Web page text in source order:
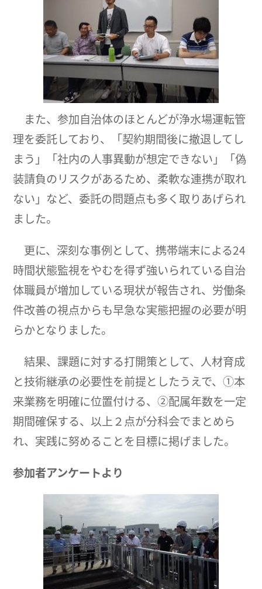
また、参加自治体のほとんどが浄水場運転管
理を委託しており、「契約期間後に撤退してし
まう」「社内の人事異動が想定できない」「偽
装請負のリスクがあるため、柔軟な連携が取れ
ない」など、委託の問題点も多く取りあげられ
ました。
更に、深刻な事例として、携帯端末による24
時間状態監視をやむを得ず強いられている自治
体職員が増加している現状が報告され、労働条
件改善の視点からも早急な実態把握の必要が明
らかとなりました。
結果、課題に対する打開策として、人材育成
と技術継承の必要性を前提としたうえで、①本
来業務を明確に位置付ける、②配属年数を一定
期間確保する、以上２点が分科会でまとめら
れ、実践に努めることを目標に掲げました。
参加者アンケートより